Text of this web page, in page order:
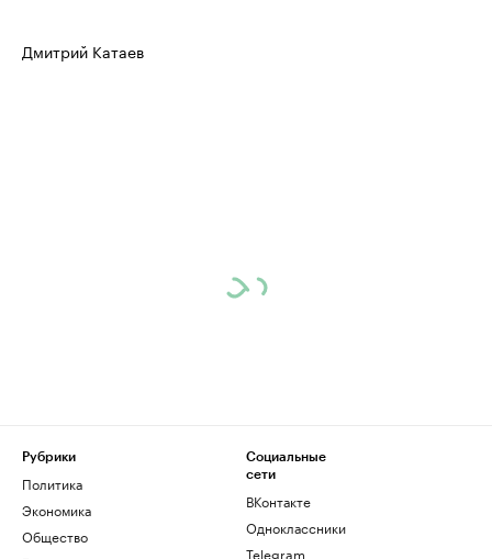
Дмитрий Катаев
Рубрики
Политика
Экономика
Общество
Социальные
сети
ВКонтакте
Одноклассники
Telegram